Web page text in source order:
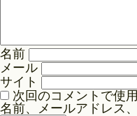
ョ
ン
名前
メール
サイト
次回のコメントで使
名前、メールアドレス